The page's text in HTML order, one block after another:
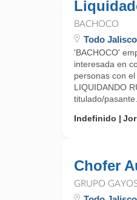
BACHOCO
Todo Jalisco
'BACHOCO'
interesada en
personas con
LIQUIDANDO
titulado/
Indefinido
Chofer
GRUPO